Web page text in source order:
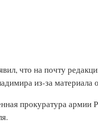
что на почту
из-за материала
прокуратура армии